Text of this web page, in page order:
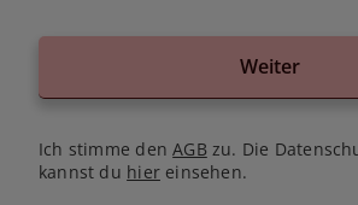
Weiter
Ich stimme denAGB zu. Die
kannst du hiereinsehen.